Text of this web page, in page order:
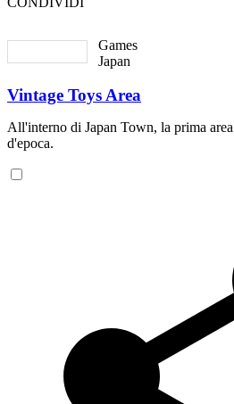
Games
Japan
Vintage Toys Area
All'interno di Japan Town, la prima
d'epoca.